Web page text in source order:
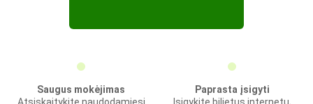
Saugus mokėjimas
Paprasta įsigyti